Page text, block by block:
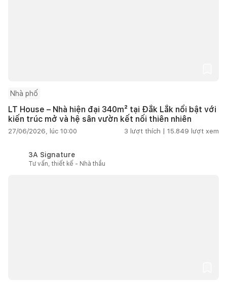
Nhà phố
LT House – Nhà hiện đại 340m² tại Đắk Lắk nổi bật với
kiến trúc mở và hệ sân vườn kết nối thiên nhiên
27/06/2026, lúc 10:00 3 lượt thích | 15.849 lượt xem
3A Signature
Tư vấn, thiết kế - Nhà thầu